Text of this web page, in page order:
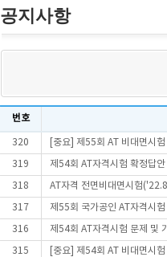
공지사항
번호
320 [중요] 제55회 AT 비대면시
319 제54회 AT자격시험 확정답
318 AT자격 전면비대면시험
317 제55회 국가공인 AT자격시
316 제54회 AT자격시험 문제 및
315 [중요] 제54회 AT 비대면시